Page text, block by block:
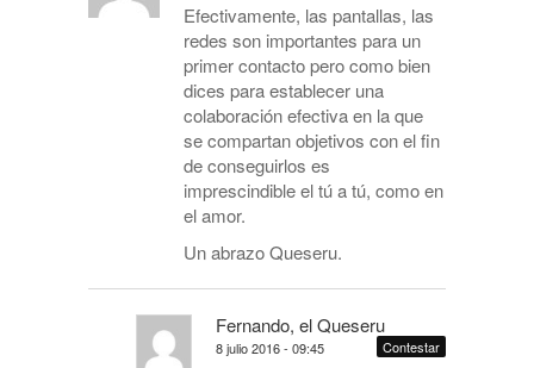
Efectivamente, las pantallas, las
redes son importantes para un
primer contacto pero como bien
dices para establecer una
colaboración efectiva en la que
se compartan objetivos con el fin
de conseguirlos es
imprescindible el tú a tú, como en
el amor.
Un abrazo Queseru.
Fernando, el Queseru
8 julio 2016 - 09:45 Contestar